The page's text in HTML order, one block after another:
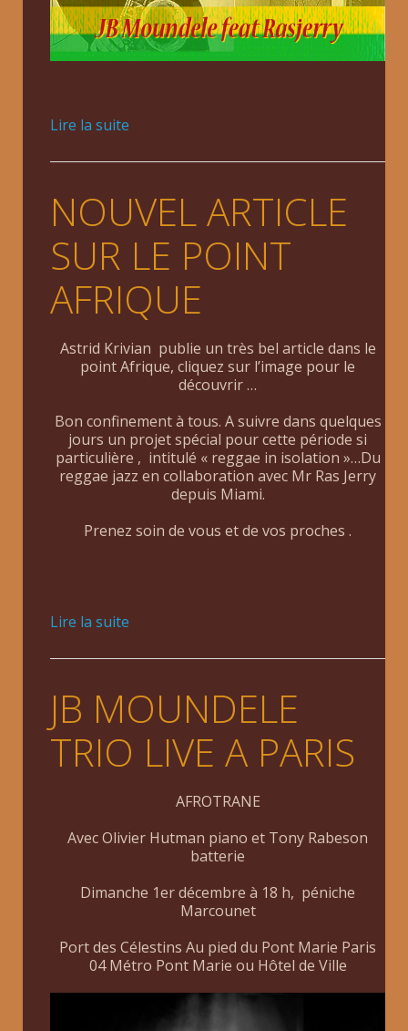
Lire la suite
NOUVEL ARTICLE
SUR LE POINT
AFRIQUE
Astrid Krivian publie un très bel article dans le
point Afrique, cliquez sur l’image pour le
découvrir …
Bon confinement à tous. A suivre dans quelques
jours un projet spécial pour cette période si
particulière , intitulé « reggae in isolation »…Du
reggae jazz en collaboration avec Mr Ras Jerry
depuis Miami.
Prenez soin de vous et de vos proches .
Lire la suite
JB MOUNDELE
TRIO LIVE A PARIS
AFROTRANE
Avec Olivier Hutman piano et Tony Rabeson
batterie
Dimanche 1er décembre à 18 h, péniche
Marcounet
Port des Célestins Au pied du Pont Marie Paris
04 Métro Pont Marie ou Hôtel de Ville